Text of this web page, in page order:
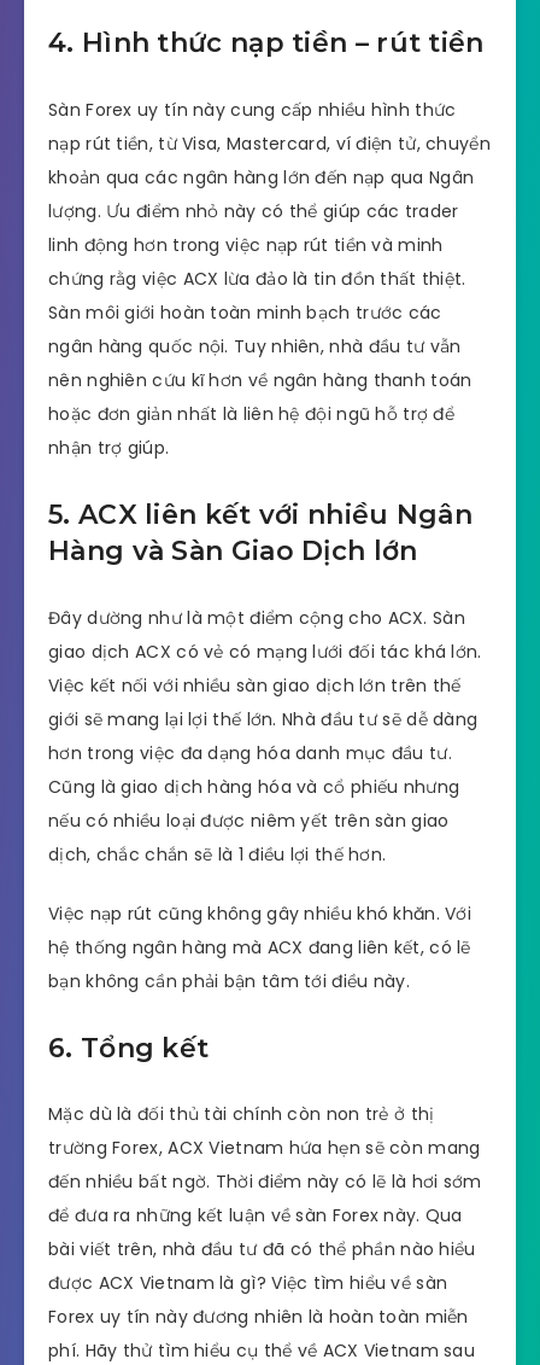
4. Hình thức nạp tiền – rút tiền
Sàn Forex uy tín này cung cấp nhiều hình thức
nạp rút tiền, từ Visa, Mastercard, ví điện tử, chuyển
khoản qua các ngân hàng lớn đến nạp qua Ngân
lượng. Ưu điểm nhỏ này có thể giúp các trader
linh động hơn trong việc nạp rút tiền và minh
chứng rằg việc ACX lừa đảo là tin đồn thất thiệt.
Sàn môi giới hoàn toàn minh bạch trước các
ngân hàng quốc nội. Tuy nhiên, nhà đầu tư vẫn
nên nghiên cứu kĩ hơn về ngân hàng thanh toán
hoặc đơn giản nhất là liên hệ đội ngũ hỗ trợ để
nhận trợ giúp.
5. ACX liên kết với nhiều Ngân
Hàng và Sàn Giao Dịch lớn
Đây dường như là một điểm cộng cho ACX. Sàn
giao dịch ACX có vẻ có mạng lưới đối tác khá lớn.
Việc kết nối với nhiều sàn giao dịch lớn trên thế
giới sẽ mang lại lợi thế lớn. Nhà đầu tư sẽ dễ dàng
hơn trong việc đa dạng hóa danh mục đầu tư.
Cũng là giao dịch hàng hóa và cổ phiếu nhưng
nếu có nhiều loại được niêm yết trên sàn giao
dịch, chắc chắn sẽ là 1 điều lợi thế hơn.
Việc nạp rút cũng không gây nhiều khó khăn. Với
hệ thống ngân hàng mà ACX đang liên kết, có lẽ
bạn không cần phải bận tâm tới điều này.
6. Tổng kết
Mặc dù là đối thủ tài chính còn non trẻ ở thị
trường Forex, ACX Vietnam hứa hẹn sẽ còn mang
đến nhiều bất ngờ. Thời điểm này có lẽ là hơi sớm
để đưa ra những kết luận về sàn Forex này. Qua
bài viết trên, nhà đầu tư đã có thể phần nào hiểu
được ACX Vietnam là gì? Việc tìm hiểu về sàn
Forex uy tín này đương nhiên là hoàn toàn miễn
phí. Hãy thử tìm hiểu cụ thể về ACX Vietnam sau